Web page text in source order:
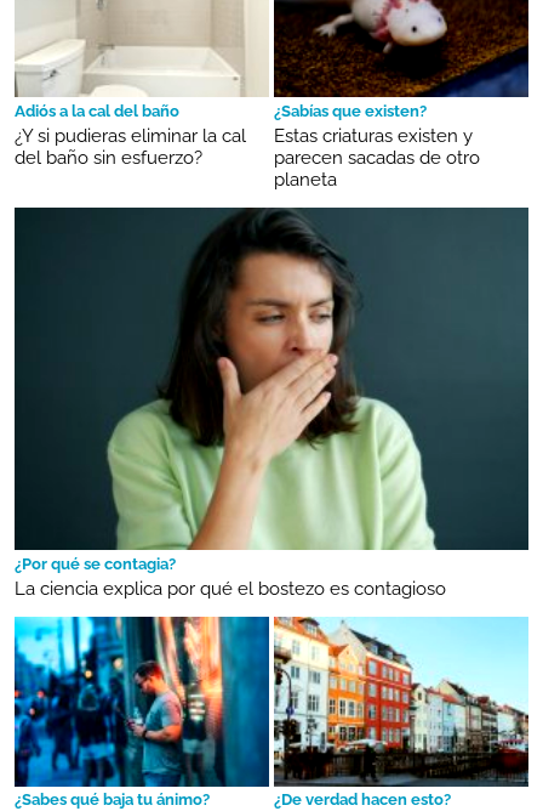
Adiós a la cal del baño
¿Y si pudieras eliminar la cal
del baño sin esfuerzo?
¿Sabías que existen?
Estas criaturas existen y
parecen sacadas de otro
planeta
¿Por qué se contagia?
La ciencia explica por qué el bostezo es contagioso
¿Sabes qué baja tu ánimo? ¿De verdad hacen esto?